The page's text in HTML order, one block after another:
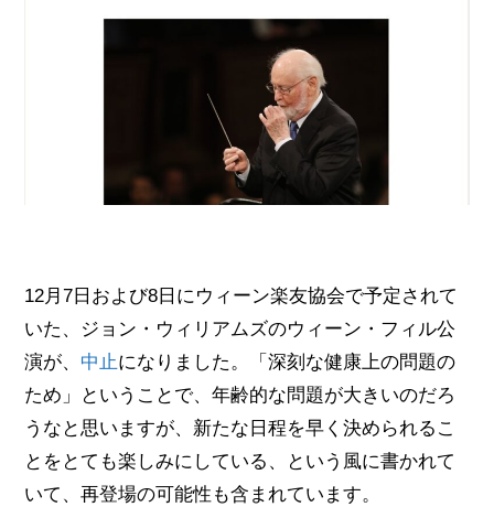
12月7日および8日にウィーン楽友協会で予定されて
いた、ジョン・ウィリアムズのウィーン・フィル公
演が、 中止になりました。「深刻な健康上の問題の
ため」ということで、年齢的な問題が大きいのだろ
うなと思いますが、新たな日程を早く決められるこ
とをとても楽しみにしている、という風に書かれて
いて、再登場の可能性も含まれています。